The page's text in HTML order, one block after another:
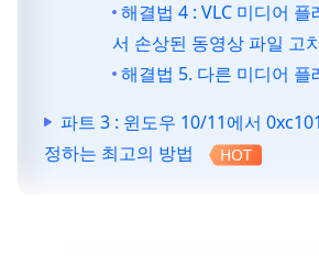
해결법 4 : VLC 미디어 플
서 손상된 동영상 파일 고
해결법 5. 다른 미디어 플
파트 3 : 윈도우 10/11에서
정하는 최고의 방법
HOT